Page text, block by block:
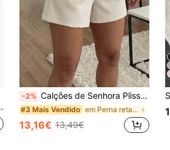
-2% Calções de Senhora Plissados em Tecido Alaranjado, Perna Reta sem Elasticidade com Bolsos, Calções de Verão Versáteis para Escritório
#3 Mais Vendido em Perna reta Shorts Femininos
13,16€ 13,49€